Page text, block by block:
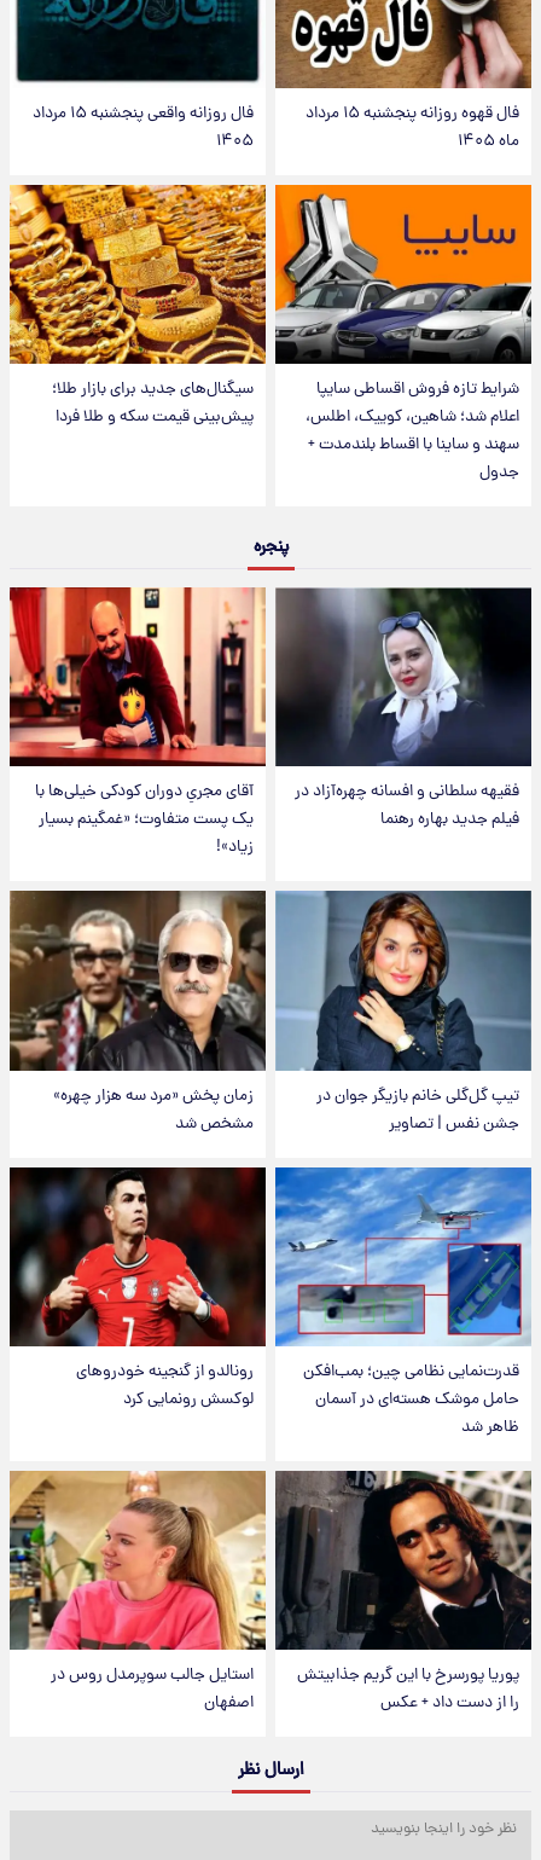
فال قهوه روزانه پنجشنبه ۱۵ مرداد
ماه ۱۴۰۵
فال روزانه واقعی پنجشنبه ۱۵ مرداد
۱۴۰۵
شرایط تازه فروش اقساطی سایپا
اعلام شد؛ شاهین، کوییک، اطلس،
سهند و ساینا با اقساط بلندمدت +
جدول
سیگنال‌های جدید برای بازار طلا؛
پیش‌بینی قیمت سکه و طلا فردا
پنجره
فقیهه سلطانی و افسانه چهره‌آزاد در
فیلم جدید بهاره رهنما
آقای مجریِ دوران کودکی خیلی‌ها با
یک پست متفاوت؛ «غمگینم بسیار
زیاد»!
تیپ گل‌گلی خانم بازیگر جوان در
جشن نفس | تصاویر
زمان پخش «مرد سه هزار چهره»
مشخص شد
قدرت‌نمایی نظامی چین؛ بمب‌افکن
حامل موشک هسته‌ای در آسمان
ظاهر شد
رونالدو از گنجینه خودروهای
لوکسش رونمایی کرد
پوریا پورسرخ با این گریم جذابیتش
را از دست داد + عکس
استایل جالب سوپرمدل روس در
اصفهان
ارسال نظر